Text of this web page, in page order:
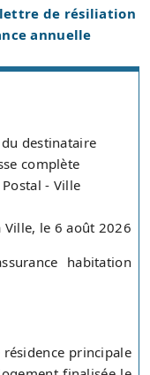
de résiliation
annuelle
destinataire
complète
Postal - Ville
Ville, le 6 août 2026
habitation
principale